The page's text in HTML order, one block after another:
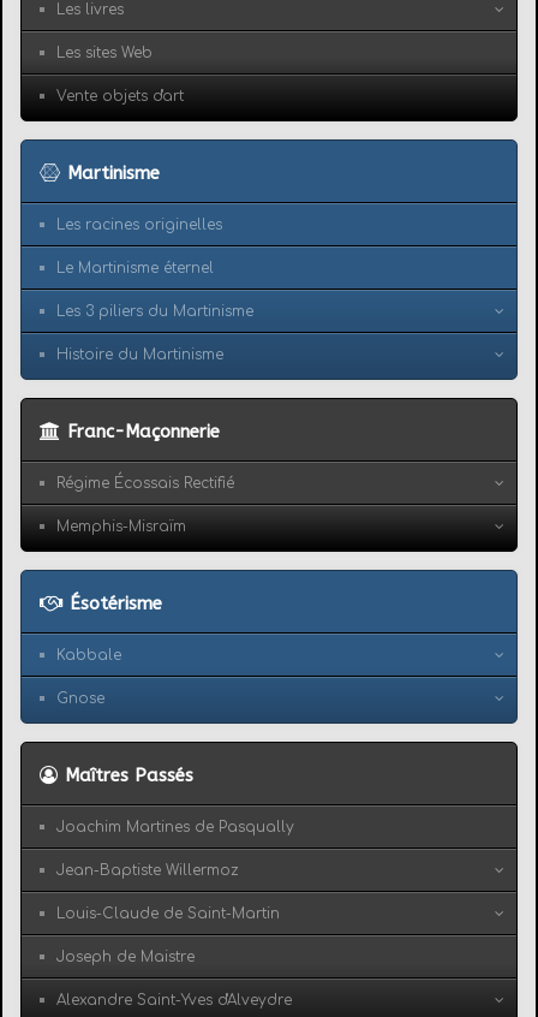
Les livres
Les sites Web
Vente objets d'art
Martinisme
Les racines originelles
Le Martinisme éternel
Les 3 piliers du Martinisme
Histoire du Martinisme
Franc-Maçonnerie
Régime Écossais Rectifié
Memphis-Misraïm
Ésotérisme
Kabbale
Gnose
Maîtres Passés
Joachim Martines de Pasqually
Jean-Baptiste Willermoz
Louis-Claude de Saint-Martin
Joseph de Maistre
Alexandre Saint-Yves d'Alveydre